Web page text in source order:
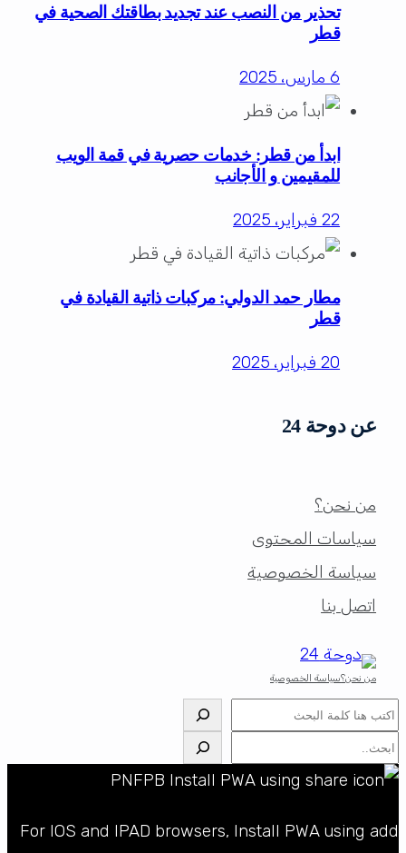
تحذير من النصب عند تجديد بطاقتك الصحية في
قطر
6 مارس، 2025
ابدأ من قطر: خدمات حصرية في قمة الويب
للمقيمين و الأجانب
22 فبراير، 2025
مطار حمد الدولي: مركبات ذاتية القيادة في
قطر
20 فبراير، 2025
عن دوحة 24
من نحن؟
سياسات المحتوى
سياسة الخصوصية
اتصل بنا
من نحن؟سياسة الخصوصية
البحث
البحث
For IOS and IPAD browsers, Install PWA using add